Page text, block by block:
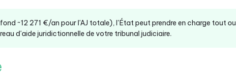
~12 271 €/an pour l'AJ totale), l'État peut prendre en charge tout ou
d'aide juridictionnelle de votre tribunal judiciaire.